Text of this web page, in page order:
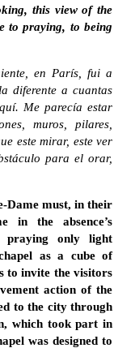
this view of the
to praying, to being
en París, fui a
diferente a cuantas
Me parecía estar
muros, pilares,
este mirar, este ver
para el orar,
Dame must, in their
in the absence’s
praying only light
as a cube of
to invite the visitors
action of the
to the city through
which took part in
was designed to